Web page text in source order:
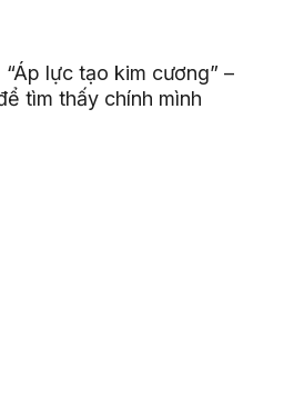
lực tạo kim cương” –
tìm thấy chính mình